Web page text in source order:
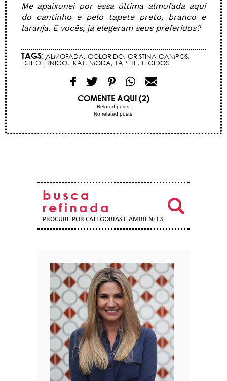
Me apaixonei por essa última almofada aqui
do cantinho e pelo tapete preto, branco e
laranja. E vocês, já elegeram seus preferidos?
TAGS: ALMOFADA, COLORIDO, CRISTINA CAMPOS,
ESTILO ÉTNICO, IKAT, MODA, TAPETE, TECIDOS
COMENTE AQUI (2)
Related posts:
No related posts.
busca
refinada
PROCURE POR CATEGORIAS E AMBIENTES